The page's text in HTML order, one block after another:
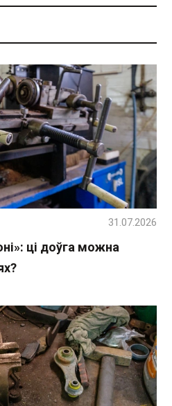
ці доўга можна
31.07.2026